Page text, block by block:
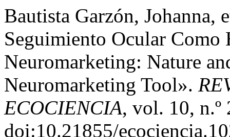
Bautista Garzón, Johanna,
Seguimiento Ocular Como
Neuromarketing: Nature
Neuromarketing Tool».
ECOCIENCIA, vol. 10,
doi:10.21855/